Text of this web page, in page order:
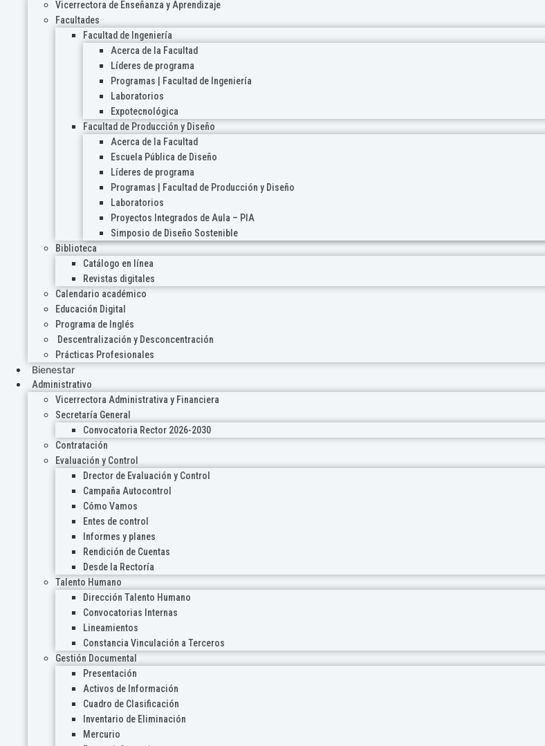
Vicerrectora de Enseñanza y Aprendizaje
Facultades
Facultad de Ingeniería
Acerca de la Facultad
Líderes de programa
Programas | Facultad de Ingeniería
Laboratorios
Expotecnológica
Facultad de Producción y Diseño
Acerca de la Facultad
Escuela Pública de Diseño
Líderes de programa
Programas | Facultad de Producción y Diseño
Laboratorios
Proyectos Integrados de Aula – PIA
Simposio de Diseño Sostenible
Biblioteca
Catálogo en línea
Revistas digitales
Calendario académico
Educación Digital
Programa de Inglés
Descentralización y Desconcentración
Prácticas Profesionales
Bienestar
Administrativo
Vicerrectora Administrativa y Financiera
Secretaría General
Convocatoria Rector 2026-2030
Contratación
Evaluación y Control
Drector de Evaluación y Control
Campaña Autocontrol
Cómo Vamos
Entes de control
Informes y planes
Rendición de Cuentas
Desde la Rectoría
Talento Humano
Dirección Talento Humano
Convocatorias Internas
Lineamientos
Constancia Vinculación a Terceros
Gestión Documental
Presentación
Activos de Información
Cuadro de Clasificación
Inventario de Eliminación
Mercurio